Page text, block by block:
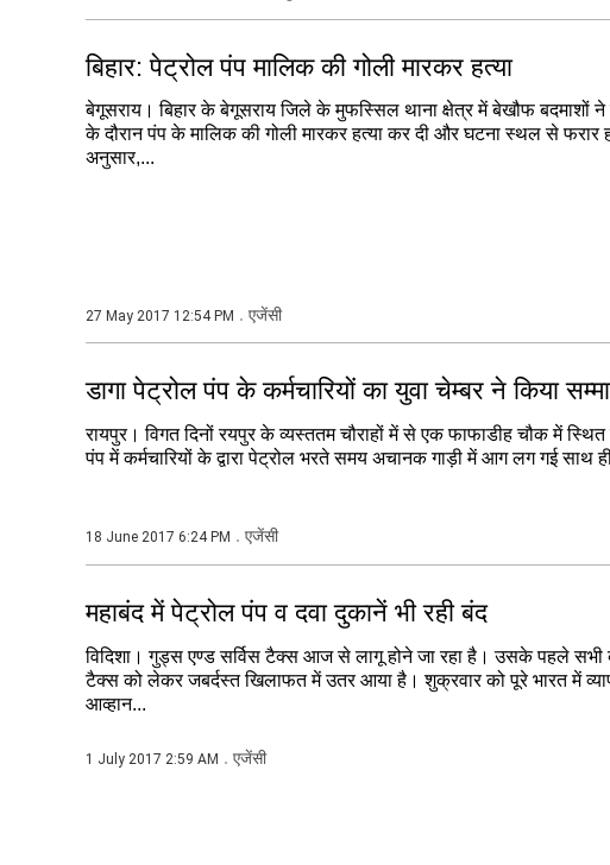
बिहार: पेट्रोल पंप मालिक की गोली मारकर हत्या
बेगूसराय। बिहार के बेगूसराय जिले के मुफस्सिल थाना क्षेत्र में बेखौफ बदमाशों
के दौरान पंप के मालिक की गोली मारकर हत्या कर दी और घटना स्थल से फरार
अनुसार,...
27 May 2017 12:54 PM एजेंसी
डागा पेट्रोल पंप के कर्मचारियों का युवा चेम्बर ने किया
रायपुर। विगत दिनों रयपुर के व्यस्ततम चौराहों में से एक फाफाडीह चौक में स्थित
पंप में कर्मचारियों के द्वारा पेट्रोल भरते समय अचानक गाड़ी में आग लग गई साथ
18 June 2017 6:24 PM एजेंसी
महाबंद में पेट्रोल पंप व दवा दुकानें भी रही बंद
विदिशा। गुड्स एण्ड सर्विस टैक्स आज से लागू होने जा रहा है। उसके पहले सभी
टैक्स को लेकर जबर्दस्त खिलाफत में उतर आया है। शुक्रवार को पूरे भारत में
आव्हान...
1 July 2017 2:59 AM एजेंसी